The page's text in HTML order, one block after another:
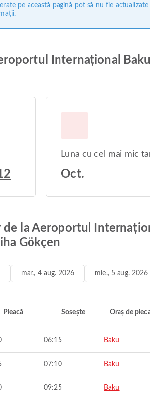
pe această pagină pot să nu fie
Internațional
Luna cu cel mai mic
Oct.
la Aeroportul
Gökçen
mar., 4 aug. 2026 mie., 5 aug. 2026
Pleacă Sosește Oraș de
06:15 Baku
07:10 Baku
09:25 Baku